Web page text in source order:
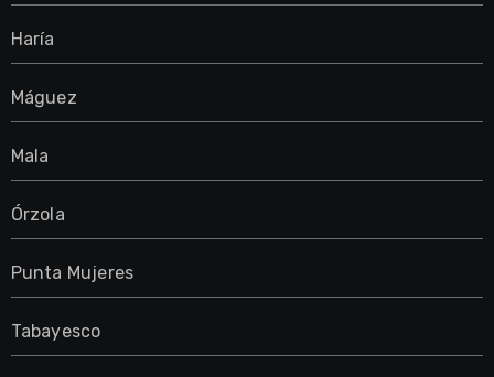
Haría
Máguez
Mala
Órzola
Punta Mujeres
Tabayesco